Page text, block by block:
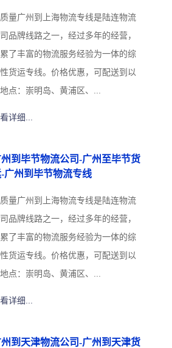
量广州到上海物流专线是陆连物流
品牌线路之一，经过多年的经营，
了丰富的物流服务经验为一体的综
货运专线。价格优惠，可配送到以
点：崇明岛、黄浦区、...
详细...
州到毕节物流公司-广州至毕节货
广州到毕节物流专线
量广州到上海物流专线是陆连物流
品牌线路之一，经过多年的经营，
了丰富的物流服务经验为一体的综
货运专线。价格优惠，可配送到以
点：崇明岛、黄浦区、...
详细...
州到天津物流公司-广州到天津货